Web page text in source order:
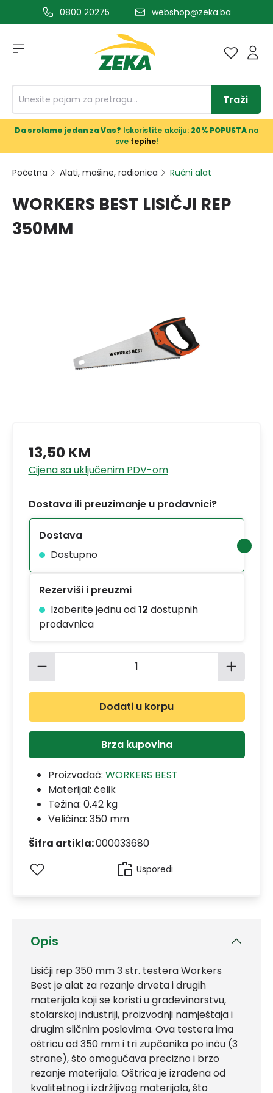
glavni sadržaj0800 20275 webshop@zeka.ba
Traži
Da srolamo jedan za Vas? Iskoristite akciju: 20% POPUSTAna
sve tepihe!
Početna Alati, mašine, radionica Ručni alat
WORKERS BEST LISIČJI REP
350MM
Opis
Lisičji rep 350 mm 3 str. testera Workers
Best je alat za rezanje drveta i drugih
materijala koji se koristi u građevinarstvu,
stolarskoj industriji, proizvodnji namještaja i
drugim sličnim poslovima. Ova testera ima
oštricu od 350 mm i tri zupčanika po inču (3
strane), što omogućava precizno i brzo
rezanje materijala. Oštrica je izrađena od
kvalitetnog i izdržljivog materijala, što
13,50 KM
Cijena sa uključenim PDV-om
Dostava ili preuzimanje u prodavnici?
Dostava
Dostupno
Rezerviši i preuzmi
Izaberite jednu od12 dostupnih
prodavnica
Količina proizvoda: Unesite
Dodati u korpu
Brza kupovina
Proizvođač: WORKERS BEST
Materijal: čelik
Težina: 0.42 kg
Veličina: 350 mm
Šifra artikla:000033680
Usporedi